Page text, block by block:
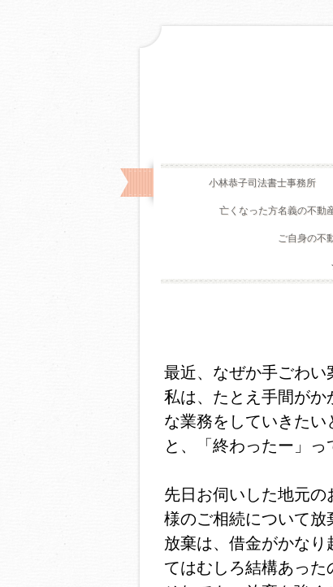
小林恭子司法書士事務所
亡くなった方名義の不動
ご自身の不
最近、なぜか手ごわい
私は、たとえ手間がか
な業務をしていきた
と、「終わったー」っ
先日お伺いした地元
様のご相続について
放棄は、借金がかな
てはむしろ結構あった